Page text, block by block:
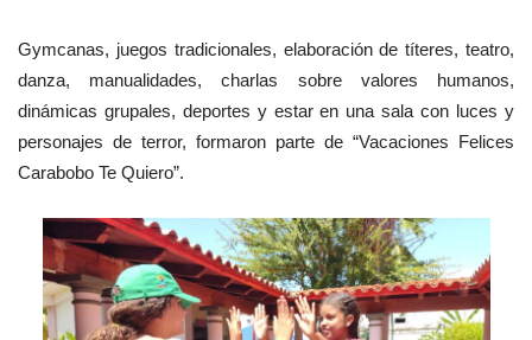
Gymcanas, juegos tradicionales, elaboración de títeres, teatro,
danza, manualidades, charlas sobre valores humanos,
dinámicas grupales, deportes y estar en una sala con luces y
personajes de terror, formaron parte de “Vacaciones Felices
Carabobo Te Quiero”.